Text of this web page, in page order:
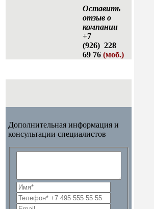
Оставить
отзыв о
компании
+7
(926) 228
69 76 (моб.)
Дополнительная информация и
консультации специалистов